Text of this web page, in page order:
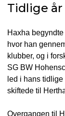
Tidlige
Haxha
hvor han
klubber, og i
SG BW
led i hans
skiftede til
Overgangen til